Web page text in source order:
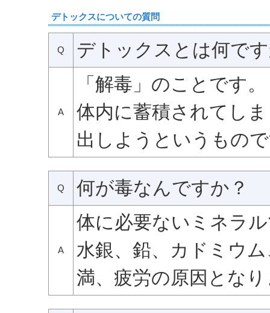
デトックスについての質問
Q デトックスとは何で
A
「解毒」のことです。
体内に蓄積されてし
出しようというもの
Q 何が毒なんですか？
A
体に必要ないミネラ
水銀、鉛、カドミウ
満、疲労の原因とな